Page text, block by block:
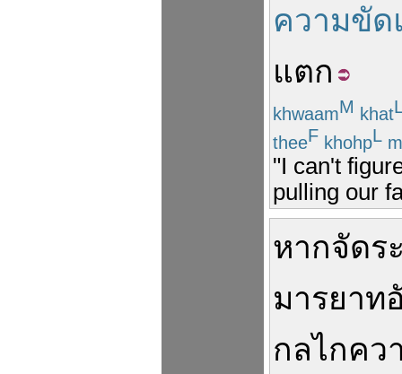
ความขัด
แตก
khwaamM khat
theeF khohpL
"I can't
pulling our
หากจัดร
มารยาท
กลไกคว